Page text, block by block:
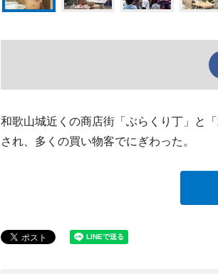
和歌山城近くの商店街「ぶらくり丁」と
され、多くの買い物客でにぎわった。